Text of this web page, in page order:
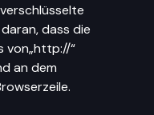
dass die
von„http://“
an dem